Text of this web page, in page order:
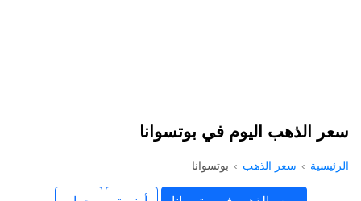
سعر الذهب اليوم في بوتسوانا
الرئيسية سعر الذهب بوتسوانا